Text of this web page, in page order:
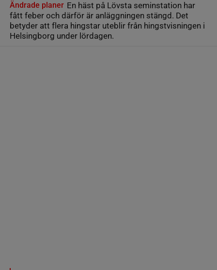
Ändrade planer En häst på Lövsta seminstation har
fått feber och därför är anläggningen stängd. Det
betyder att flera hingstar uteblir från hingstvisningen i
Helsingborg under lördagen.